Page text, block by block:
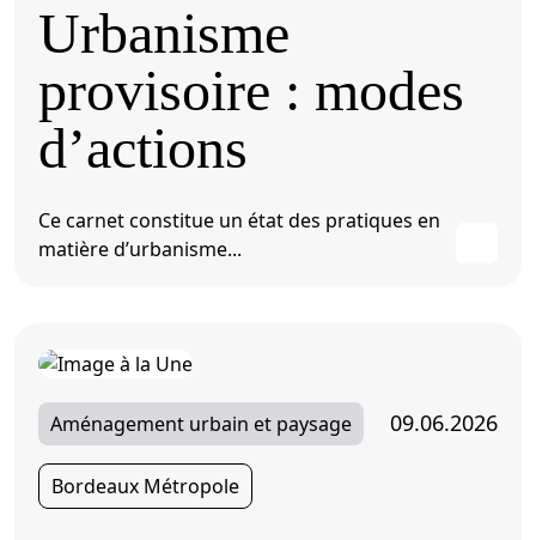
Urbanisme
provisoire : modes
d’actions
Ce carnet constitue un état des pratiques en
matière d’urbanisme...
Aménagement urbain et paysage 09.06.2026
Bordeaux Métropole